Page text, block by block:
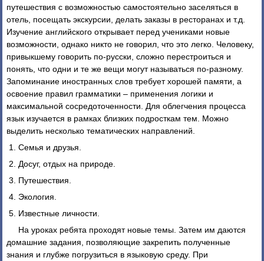
путешествия с возможностью самостоятельно заселяться в
отель, посещать экскурсии, делать заказы в ресторанах и т.д.
Изучение английского открывает перед учениками новые
возможности, однако никто не говорил, что это легко. Человеку,
привыкшему говорить по-русски, сложно перестроиться и
понять, что одни и те же вещи могут называться по-разному.
Запоминание иностранных слов требует хорошей памяти, а
освоение правил грамматики – применения логики и
максимальной сосредоточенности. Для облегчения процесса
язык изучается в рамках близких подросткам тем. Можно
выделить несколько тематических направлений.
Семья и друзья.
Досуг, отдых на природе.
Путешествия.
Экология.
Известные личности.
На уроках ребята проходят новые темы. Затем им даются
домашние задания, позволяющие закрепить полученные
знания и глубже погрузиться в языковую среду. При